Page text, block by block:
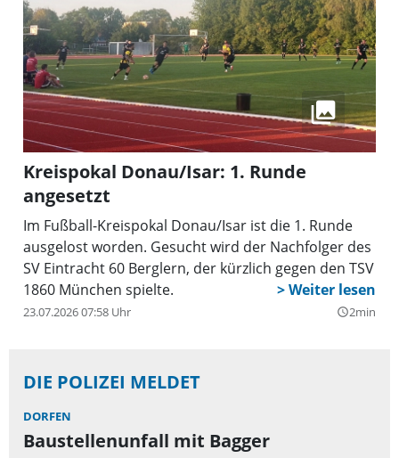
Kreispokal Donau/Isar: 1. Runde
angesetzt
Im Fußball-Kreispokal Donau/Isar ist die 1. Runde
ausgelost worden. Gesucht wird der Nachfolger des
SV Eintracht 60 Berglern, der kürzlich gegen den TSV
1860 München spielte.
23.07.2026 07:58 Uhr query_builder2min
DIE POLIZEI MELDET
DORFEN
Baustellenunfall mit Bagger